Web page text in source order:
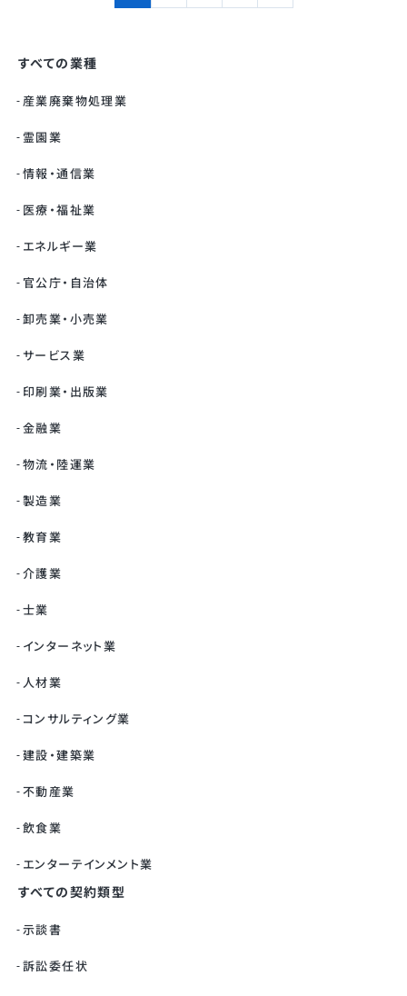
すべての業種
産業廃棄物処理業
霊園業
情報・通信業
医療・福祉業
エネルギー業
官公庁・自治体
卸売業・小売業
サービス業
印刷業・出版業
金融業
物流・陸運業
製造業
教育業
介護業
士業
インターネット業
人材業
コンサルティング業
建設・建築業
不動産業
飲食業
エンターテインメント業
すべての契約類型
示談書
訴訟委任状